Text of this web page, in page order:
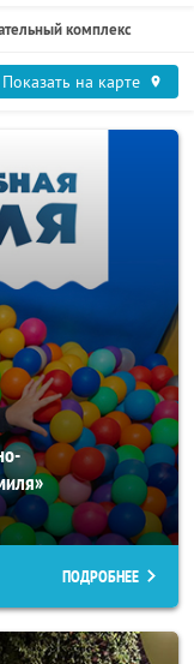
комплекс
Показать на карте
ПОДРОБНЕЕ